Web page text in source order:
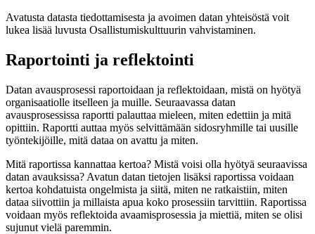
Avatusta datasta tiedottamisesta ja avoimen datan yhteisöstä voit
lukea lisää luvusta Osallistumiskulttuurin vahvistaminen.
Raportointi ja reflektointi
Datan avausprosessi raportoidaan ja reflektoidaan, mistä on hyötyä
organisaatiolle itselleen ja muille. Seuraavassa datan
avausprosessissa raportti palauttaa mieleen, miten edettiin ja mitä
opittiin. Raportti auttaa myös selvittämään sidosryhmille tai uusille
työntekijöille, mitä dataa on avattu ja miten.
Mitä raportissa kannattaa kertoa? Mistä voisi olla hyötyä seuraavissa
datan avauksissa? Avatun datan tietojen lisäksi raportissa voidaan
kertoa kohdatuista ongelmista ja siitä, miten ne ratkaistiin, miten
dataa siivottiin ja millaista apua koko prosessiin tarvittiin. Raportissa
voidaan myös reflektoida avaamisprosessia ja miettiä, miten se olisi
sujunut vielä paremmin.